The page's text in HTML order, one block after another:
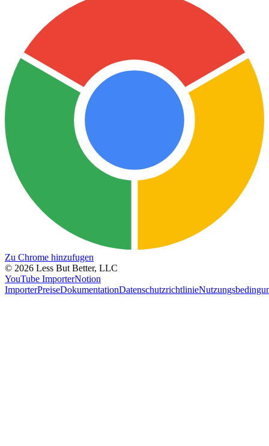
Zu Chrome hinzufugen
© 2026 Less But Better, LLC
YouTube ImporterNotion
ImporterPreiseDokumentationDatenschutzrichtlinie